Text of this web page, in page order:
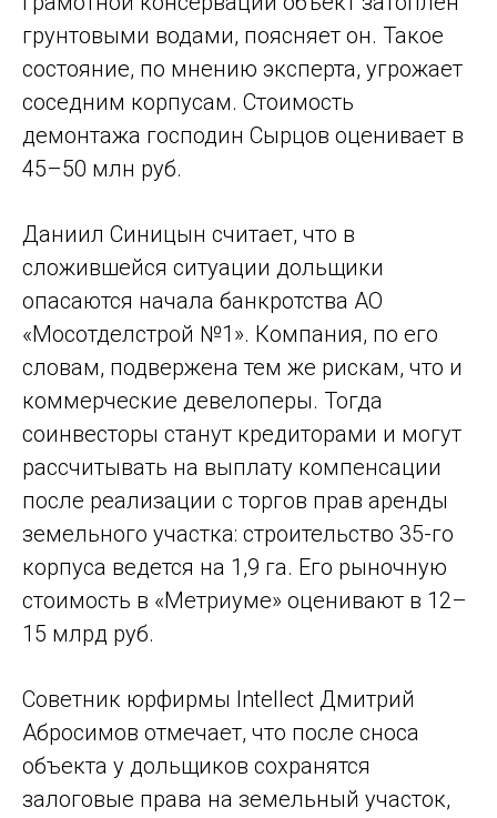
грунтовыми водами, поясняет он. Такое
состояние, по мнению эксперта, угрожает
соседним корпусам. Стоимость
демонтажа господин Сырцов оценивает в
45–50 млн руб.
Даниил Синицын считает, что в
сложившейся ситуации дольщики
опасаются начала банкротства АО
«Мосотделстрой №1». Компания, по его
словам, подвержена тем же рискам, что и
коммерческие девелоперы. Тогда
соинвесторы станут кредиторами и могут
рассчитывать на выплату компенсации
после реализации с торгов прав аренды
земельного участка: строительство 35-го
корпуса ведется на 1,9 га. Его рыночную
стоимость в «Метриуме» оценивают в 12–
15 млрд руб.
Советник юрфирмы Intellect Дмитрий
Абросимов отмечает, что после сноса
объекта у дольщиков сохранятся
залоговые права на земельный участок,